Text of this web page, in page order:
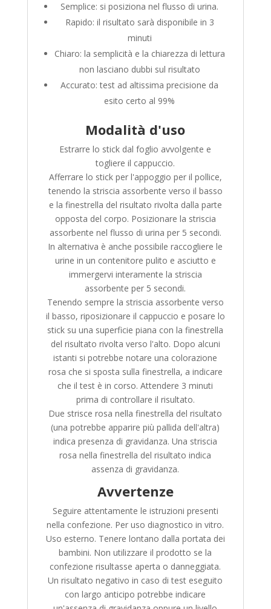
Semplice: si posiziona nel flusso di urina.
Rapido: il risultato sarà disponibile in 3
minuti
Chiaro: la semplicità e la chiarezza di lettura
non lasciano dubbi sul risultato
Accurato: test ad altissima precisione da
esito certo al 99%
Modalità d'uso
Estrarre lo stick dal foglio avvolgente e
togliere il cappuccio.
Afferrare lo stick per l'appoggio per il pollice,
tenendo la striscia assorbente verso il basso
e la finestrella del risultato rivolta dalla parte
opposta del corpo. Posizionare la striscia
assorbente nel flusso di urina per 5 secondi.
In alternativa è anche possibile raccogliere le
urine in un contenitore pulito e asciutto e
immergervi interamente la striscia
assorbente per 5 secondi.
Tenendo sempre la striscia assorbente verso
il basso, riposizionare il cappuccio e posare lo
stick su una superficie piana con la finestrella
del risultato rivolta verso l'alto. Dopo alcuni
istanti si potrebbe notare una colorazione
rosa che si sposta sulla finestrella, a indicare
che il test è in corso. Attendere 3 minuti
prima di controllare il risultato.
Due strisce rosa nella finestrella del risultato
(una potrebbe apparire più pallida dell'altra)
indica presenza di gravidanza. Una striscia
rosa nella finestrella del risultato indica
assenza di gravidanza.
Avvertenze
Seguire attentamente le istruzioni presenti
nella confezione. Per uso diagnostico in vitro.
Uso esterno. Tenere lontano dalla portata dei
bambini. Non utilizzare il prodotto se la
confezione risultasse aperta o danneggiata.
Un risultato negativo in caso di test eseguito
con largo anticipo potrebbe indicare